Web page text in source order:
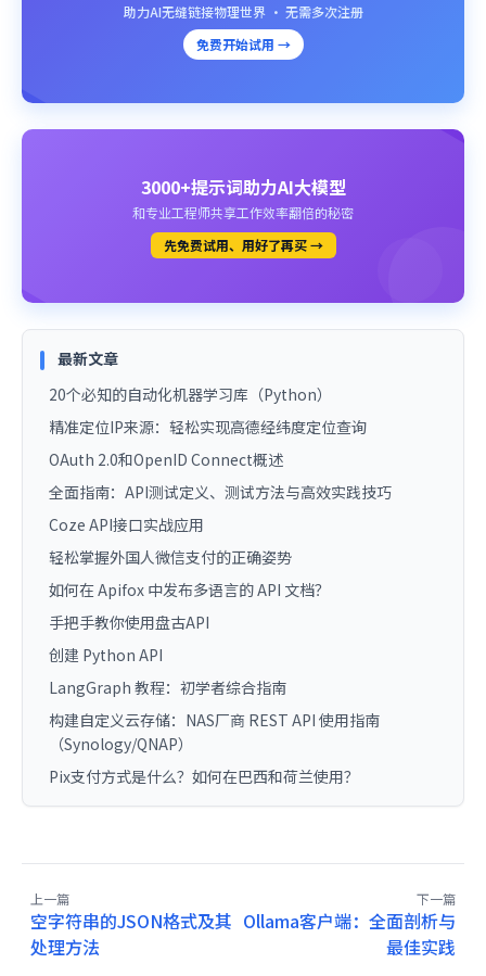
助力AI无缝链接物理世界 · 无需多次注册
免费开始试用 →
3000+提示词助力AI大模型
和专业工程师共享工作效率翻倍的秘密
先免费试用、用好了再买 →
最新文章
20个必知的自动化机器学习库（Python）
精准定位IP来源：轻松实现高德经纬度定位查询
OAuth 2.0和OpenID Connect概述
全面指南：API测试定义、测试方法与高效实践技巧
Coze API接口实战应用
轻松掌握外国人微信支付的正确姿势
如何在 Apifox 中发布多语言的 API 文档？
手把手教你使用盘古API
创建 Python API
LangGraph 教程：初学者综合指南
构建自定义云存储：NAS厂商 REST API 使用指南
（Synology/QNAP）
Pix支付方式是什么？如何在巴西和荷兰使用？
上一篇
空字符串的JSON格式及其
处理方法
下一篇
Ollama客户端：全面剖析与
最佳实践